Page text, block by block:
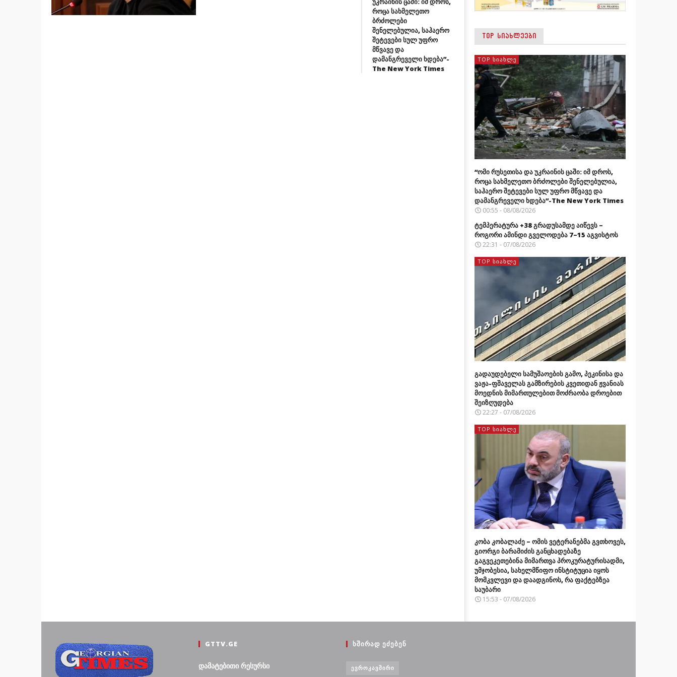
როცა სახმელეთო
ბრძოლები
შენელებულია, საჰაერო
შეტევები სულ უფრო
მწვავე და
დამანგრეველი ხდება”-
The New York Times
TOP ᲡᲘᲐᲮᲚᲔᲔᲑᲘ
TOP ᲡᲘᲐᲮᲚᲔ
“ომი რუსეთისა და უკრაინის ცაში: იმ დროს,
როცა სახმელეთო ბრძოლები შენელებულია,
საჰაერო შეტევები სულ უფრო მწვავე და
დამანგრეველი ხდება”-The New York Times
00:55 - 08/08/2026
ტემპერატურა +38 გრადუსამდე აიწევს –
როგორი ამინდი გველოდება 7–15 აგვისტოს
22:31 - 07/08/2026
TOP ᲡᲘᲐᲮᲚᲔ
გადაუდებელი სამუშაოების გამო, პეკინისა და
ვაჟა-ფშაველას გამზირების კვეთიდან ჟვანიას
მოედნის მიმართულებით მოძრაობა დროებით
შეიზღუდება
22:27 - 07/08/2026
TOP ᲡᲘᲐᲮᲚᲔ
კობა კობალაძე – ომის ვეტერანებმა გვთხოვეს,
გიორგი ბარამიძის განცხადებაზე
გაგვეკეთებინა მიმართვა პროკურატურისადმი,
უმჯობესია, სახელმწიფო ინსტიტუცია იყოს
მომკვლევი და დაადგინოს, რა ფაქტებზეა
საუბარი
15:53 - 07/08/2026
GTTV.GE
დამატებითი რესურსი
ᲮᲨᲘᲠᲐᲓ ᲔᲫᲔᲑᲔᲜ
ᲔᲕᲠᲝᲙᲐᲕᲨᲘᲠᲘ